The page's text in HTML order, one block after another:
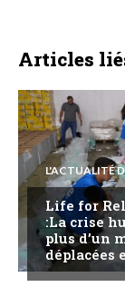
Articles
L'ACTUALITÉ
Life for
:La crise
plus d’un
déplacées